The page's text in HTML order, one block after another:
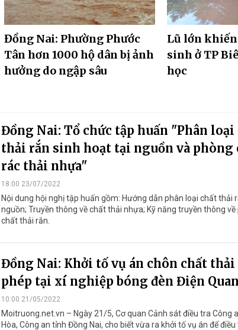
Đồng Nai: Phường Phước
Tân hơn 1000 hộ dân bị ảnh
hưởng do ngập sâu
Lũ lớn khiến
sinh ở TP
học
Đồng Nai: Tổ chức tập huấn "Phân loại
thải rắn sinh hoạt tại nguồn và phòng
rác thải nhựa"
18:00 23/07/2022
Nội dung hội nghị tập huấn gồm: Hướng dẫn phân loại chất thải
nguồn; Truyền thông về chất thải nhựa; Kỹ năng truyền thông về
chất thải rắn.
Đồng Nai: Khởi tố vụ án chôn chất
phép tại xí nghiệp bóng đèn Điện
10:00 21/05/2022
Moitruong.net.vn – Ngày 21/5, Cơ quan Cảnh sát điều tra Công
Hòa, Công an tỉnh Đồng Nai, cho biết vừa ra khởi tố vụ án để điều